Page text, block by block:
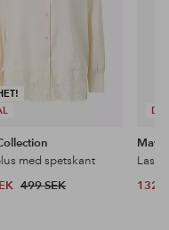
med spetskant
499 SEK 132